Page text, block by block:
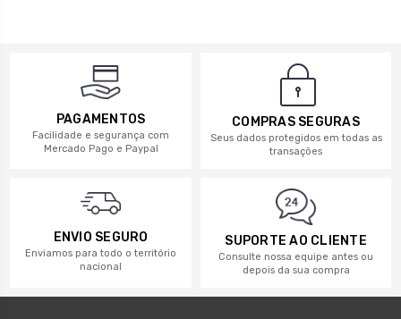
PAGAMENTOS
Facilidade e segurança com
Mercado Pago e Paypal
COMPRAS SEGURAS
Seus dados protegidos em todas as
transações
ENVIO SEGURO
Enviamos para todo o território
nacional
SUPORTE AO CLIENTE
Consulte nossa equipe antes ou
depois da sua compra